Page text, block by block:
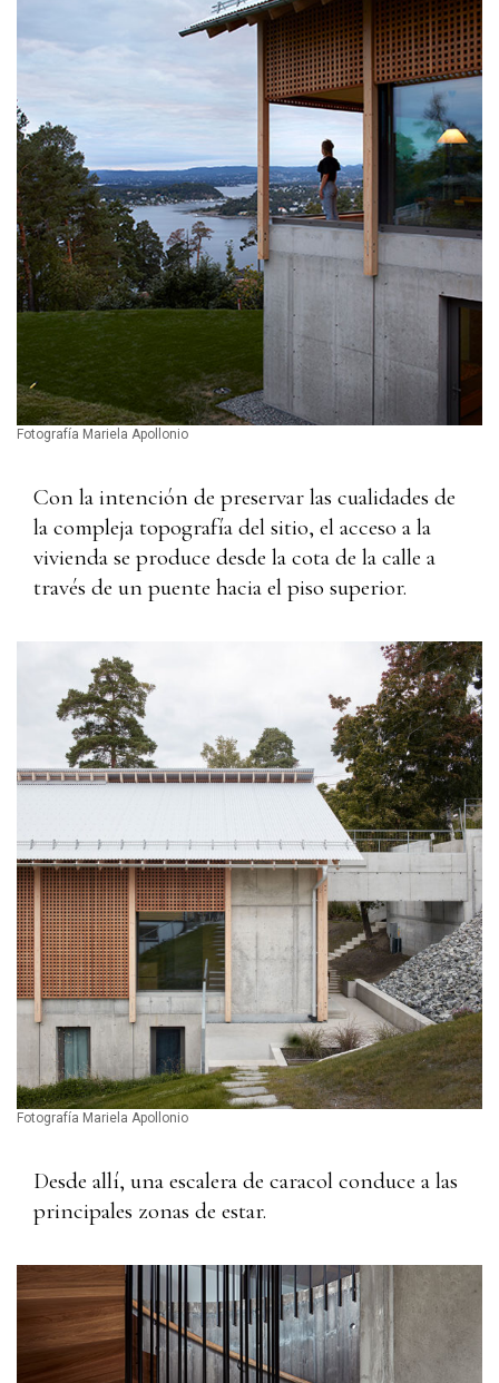
Fotografía Mariela Apollonio
Con la intención de preservar las cualidades de
la compleja topografía del sitio, el acceso a la
vivienda se produce desde la cota de la calle a
través de un puente hacia el piso superior.
Fotografía Mariela Apollonio
Desde allí, una escalera de caracol conduce a las
principales zonas de estar.